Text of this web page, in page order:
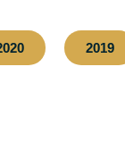
2019